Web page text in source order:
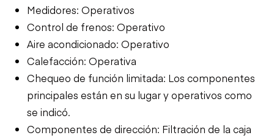
Medidores: Operativos
Control de frenos: Operativo
Aire acondicionado: Operativo
Calefacción: Operativa
Chequeo de función limitada: Los componentes
principales están en su lugar y operativos como
se indicó.
Componentes de dirección: Filtración de la caja